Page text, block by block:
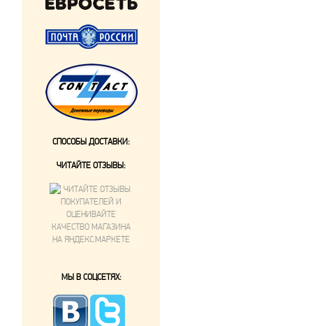
СПОСОБЫ ДОСТАВКИ:
ЧИТАЙТЕ ОТЗЫВЫ:
МЫ В СОЦСЕТЯХ: